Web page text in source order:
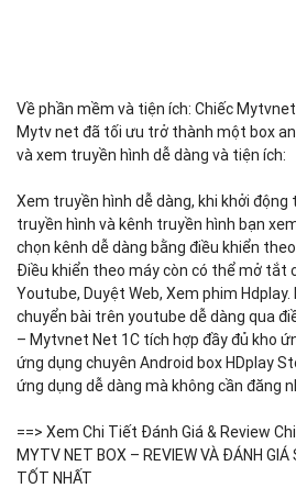
Về phần mềm và tiện ích: Chiếc
Mytv net đã tối ưu trở thành một box
và xem truyền hình dễ dàng và tiện ích:
Xem truyền hình dễ dàng, khi khởi
truyền hình và kênh truyền hình bạn
chọn kênh dễ dàng bằng điều khiển
Điều khiển theo máy còn có thể mở tắt
Youtube, Duyệt Web, Xem phim
chuyển bài trên youtube dễ dàng qua
– Mytvnet Net 1C tích hợp đầy đủ kho
ứng dụng chuyên Android box HDplay
ứng dụng dễ dàng mà không cần đăng
==> Xem Chi Tiết Đánh Giá & Review
MYTV NET BOX – REVIEW VÀ ĐÁNH GIÁ
TỐT NHẤT